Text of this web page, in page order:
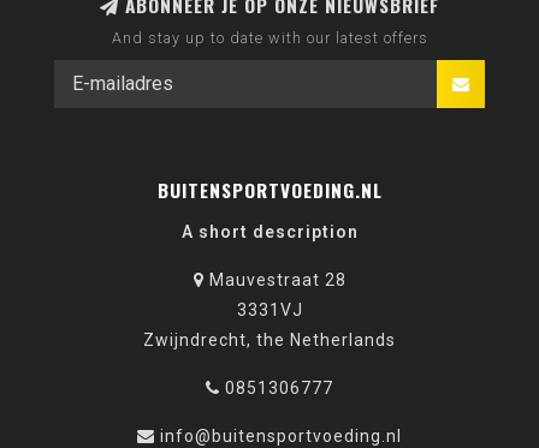
And stay up to date with our latest offers
BUITENSPORTVOEDING.NL
A short description
Mauvestraat 28
3331VJ
Zwijndrecht, the Netherlands
0851306777
info@buitensportvoeding.nl